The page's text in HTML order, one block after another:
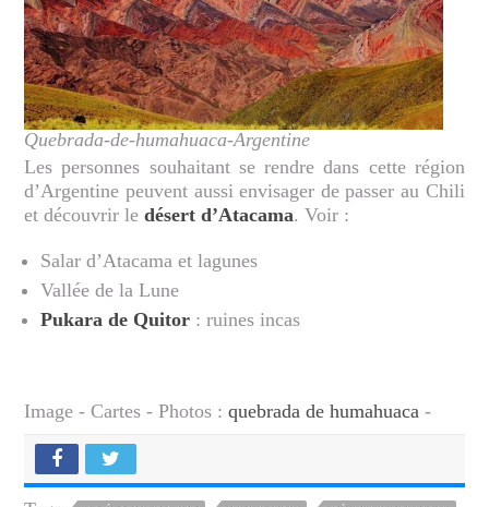
Quebrada-de-humahuaca-Argentine
Les personnes souhaitant se rendre dans cette région
d’Argentine peuvent aussi envisager de passer au Chili
et découvrir ledésert d’Atacama. Voir :
Salar d’Atacama et lagunes
Vallée de la Lune
Pukara de Quitor : ruines incas
Image - Cartes - Photos :quebrada de humahuaca -